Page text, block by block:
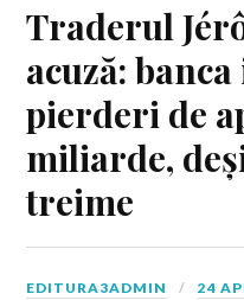
Traderul
acuză:
pierderi de
miliarde,
treime
EDITURA3ADMIN 24